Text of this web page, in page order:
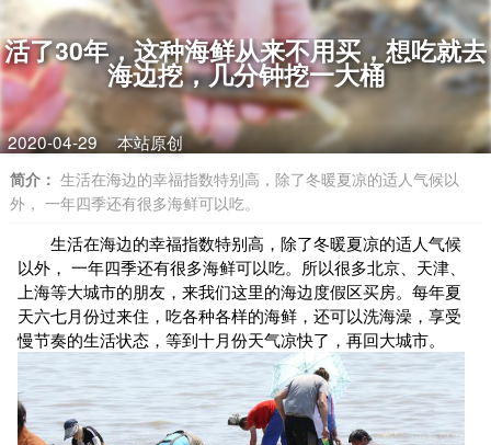
活了30年，这种海鲜从来不用买，想吃就去
海边挖，几分钟挖一大桶
2020-04-29 本站原创
简介： 生活在海边的幸福指数特别高，除了冬暖夏凉的适人气候以
外， 一年四季还有很多海鲜可以吃。
生活在海边的幸福指数特别高，除了冬暖夏凉的适人气候
以外， 一年四季还有很多海鲜可以吃。所以很多北京、天津、
上海等大城市的朋友，来我们这里的海边度假区买房。每年夏
天六七月份过来住，吃各种各样的海鲜，还可以洗海澡，享受
慢节奏的生活状态，等到十月份天气凉快了，再回大城市。